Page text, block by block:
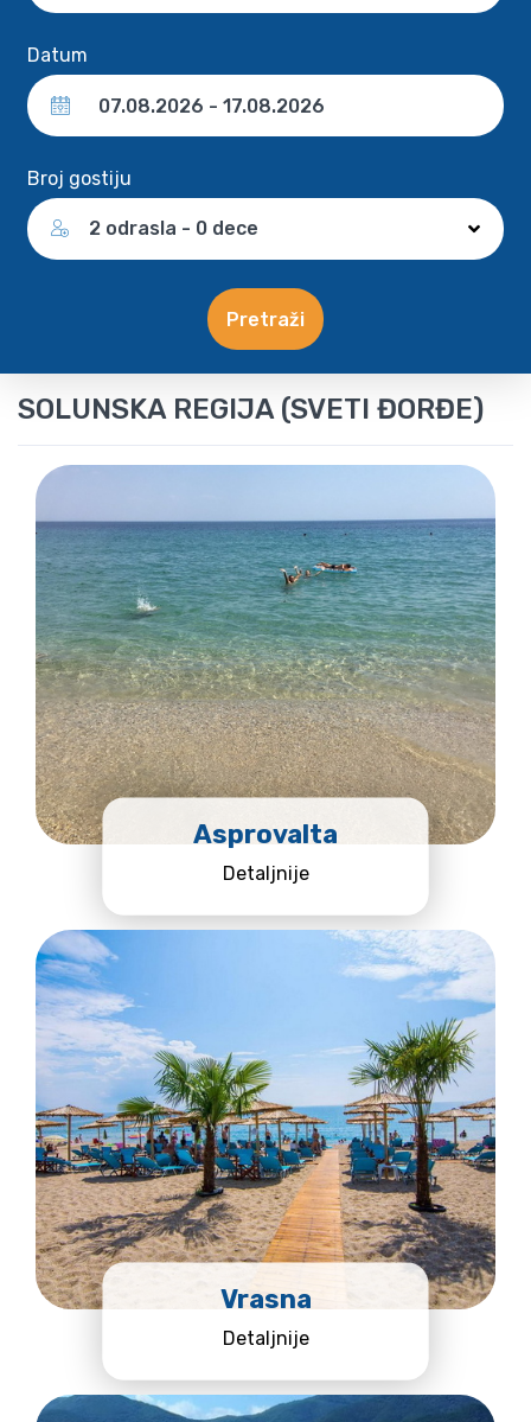
Datum
Broj gostiju
2 odrasla - 0 dece
Pretraži
SOLUNSKA REGIJA (SVETI ĐORĐE)
Asprovalta
Detaljnije
Vrasna
Detaljnije